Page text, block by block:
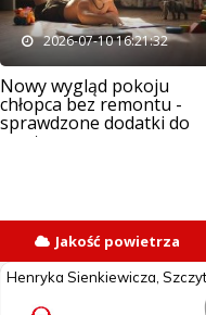
2026-07-10 16:21:32
Nowy wygląd pokoju
chłopca bez remontu -
sprawdzone dodatki do
wnętrza
Jakość powietrza